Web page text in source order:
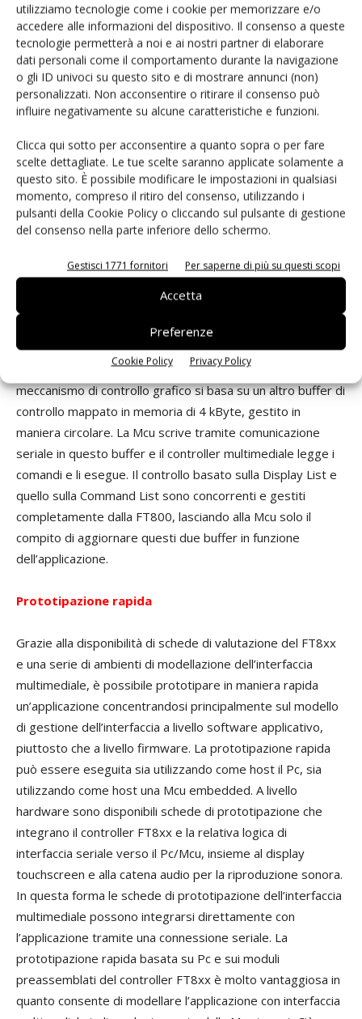
utilizziamo tecnologie come i cookie per memorizzare e/o
accedere alle informazioni del dispositivo. Il consenso a queste
tecnologie permetterà a noi e ai nostri partner di elaborare
dati personali come il comportamento durante la navigazione
o gli ID univoci su questo sito e di mostrare annunci (non)
personalizzati. Non acconsentire o ritirare il consenso può
influire negativamente su alcune caratteristiche e funzioni.
Clicca qui sotto per acconsentire a quanto sopra o per fare
scelte dettagliate. Le tue scelte saranno applicate solamente a
questo sito. È possibile modificare le impostazioni in qualsiasi
momento, compreso il ritiro del consenso, utilizzando i
pulsanti della Cookie Policy o cliccando sul pulsante di gestione
del consenso nella parte inferiore dello schermo.
Gestisci 1771 fornitori Per saperne di più su questi scopi
Accetta
Preferenze
Cookie Policy Privacy Policy
L’aggiornamento del display consiste quindi nell’invio di una
nuova display list al FT8xx attraverso l’interfaccia seriale. Il
processo in tal senso è sostanzialmente interattivo e
quindi consente di eseguire macro o micro variazioni in
qualsiasi momento lo richiede l’interfaccia. I comandi inviabili
alla display list sono sostanzialmente funzioni primitive che
consentono di costruire qualsiasi tipo di interfaccia
multimediale. FT800 implementa comunque una modalità
ad alto livello di gestione grafica cosiddetta “widgets” che
consente di generare, con pochi comandi e minimo
impegno della Mcu, un oggetto grafico complesso che si
integra con il resto della grafica in maniera dinamica. Si
tratta di macrocomandi che implementano oggetti grafici
parametrici (orologi, bottoni, caselle di testo, loghi, ecc.) e
operazioni esecutive che agiscono sul display, come
eseguire uno snapshout sul display corrente, tracciare dal
pannello touch come input, memorizzare in formato Jpeg
una immagine, decomprimere un file in memoria, ecc. Tale
meccanismo di controllo grafico si basa su un altro buffer di
controllo mappato in memoria di 4 kByte, gestito in
maniera circolare. La Mcu scrive tramite comunicazione
seriale in questo buffer e il controller multimediale legge i
comandi e li esegue. Il controllo basato sulla Display List e
quello sulla Command List sono concorrenti e gestiti
completamente dalla FT800, lasciando alla Mcu solo il
compito di aggiornare questi due buffer in funzione
dell’applicazione.
Prototipazione rapida
Grazie alla disponibilità di schede di valutazione del FT8xx
e una serie di ambienti di modellazione dell’interfaccia
multimediale, è possibile prototipare in maniera rapida
un’applicazione concentrandosi principalmente sul modello
di gestione dell’interfaccia a livello software applicativo,
piuttosto che a livello firmware. La prototipazione rapida
può essere eseguita sia utilizzando come host il Pc, sia
utilizzando come host una Mcu embedded. A livello
hardware sono disponibili schede di prototipazione che
integrano il controller FT8xx e la relativa logica di
interfaccia seriale verso il Pc/Mcu, insieme al display
touchscreen e alla catena audio per la riproduzione sonora.
In questa forma le schede di prototipazione dell’interfaccia
multimediale possono integrarsi direttamente con
l’applicazione tramite una connessione seriale. La
prototipazione rapida basata su Pc e sui moduli
preassemblati del controller FT8xx è molto vantaggiosa in
quanto consente di modellare l’applicazione con interfaccia